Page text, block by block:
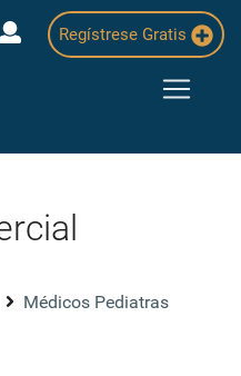
Regístrese Gratis
Médicos Pediatras